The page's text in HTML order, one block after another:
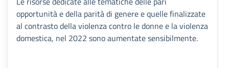
opportunità e della parità di genere e quelle finalizzate
al contrasto della violenza contro le donne e la violenza
domestica, nel 2022 sono aumentate sensibilmente.